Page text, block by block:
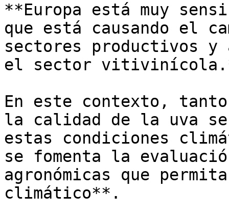
**Europa está muy
que está causando el
sectores productivos y
el sector
En este contexto,
la calidad de la uva se
estas condiciones
se fomenta la
agronómicas que
climático**.